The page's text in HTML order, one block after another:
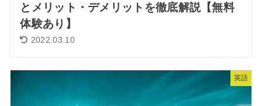
とメリット・デメリットを徹底解説【無料
体験あり】
2022.03.10
英語